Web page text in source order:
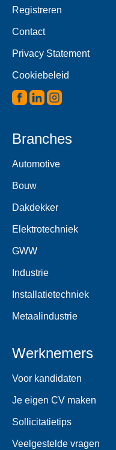
Registreren
Contact
Privacy Statement
Cookiebeleid
Branches
Automotive
Bouw
Dakdekker
Elektrotechniek
GWW
Industrie
Installatietechniek
Metaalindustrie
Werknemers
Voor kandidaten
Je eigen CV maken
Sollicitatietips
Veelgestelde vragen